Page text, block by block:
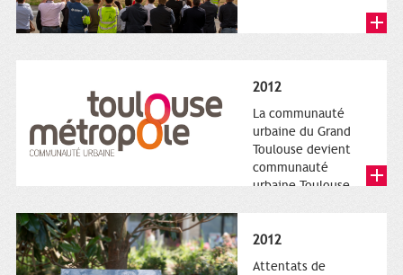
2012
La communauté
urbaine du Grand
Toulouse devient
communauté
urbaine Toulouse
Métropole,
représentant l'anneau
de Moëbius.
2012
Attentats de